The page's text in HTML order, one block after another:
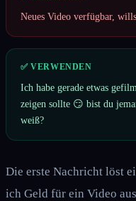
Neues Video verfügbar,
✅ VERWENDEN
Ich habe gerade etwas
zeigen sollte 😏 bist du
weiß?
Die erste Nachricht löst
ich Geld für ein Video